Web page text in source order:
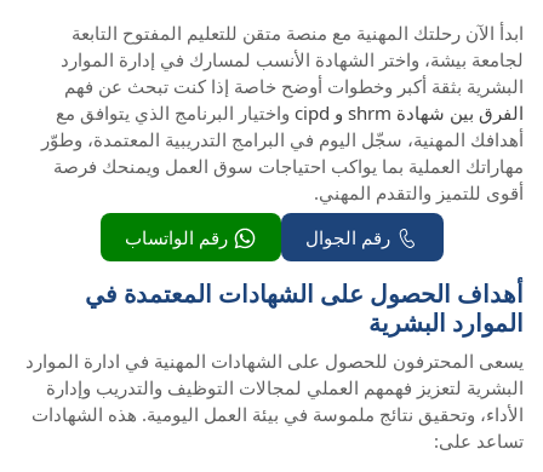
ابدأ الآن رحلتك المهنية مع منصة متقن للتعليم المفتوح التابعة
لجامعة بيشة، واختر الشهادة الأنسب لمسارك في إدارة الموارد
البشرية بثقة أكبر وخطوات أوضح خاصة إذا كنت تبحث عن فهم
الفرق بين شهادة shrm و cipd
واختيار البرنامج الذي يتوافق مع
أهدافك المهنية، سجّل اليوم في البرامج التدريبية المعتمدة، وطوّر
مهاراتك العملية بما يواكب احتياجات سوق العمل ويمنحك فرصة
أقوى للتميز والتقدم المهني.
رقم الجوال
رقم الواتساب
أهداف الحصول على الشهادات المعتمدة في
الموارد البشرية
يسعى المحترفون للحصول على الشهادات المهنية في ادارة الموارد
البشرية لتعزيز فهمهم العملي لمجالات التوظيف والتدريب وإدارة
الأداء، وتحقيق نتائج ملموسة في بيئة العمل اليومية. هذه الشهادات
تساعد على: